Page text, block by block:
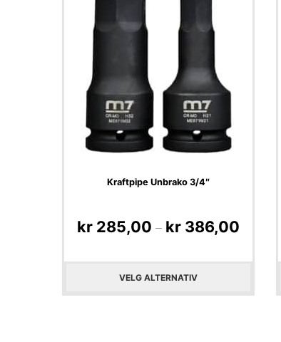
Kraftpipe Unbrako 3/4″
kr 285,00 – kr 386,00
VELG ALTERNATIV